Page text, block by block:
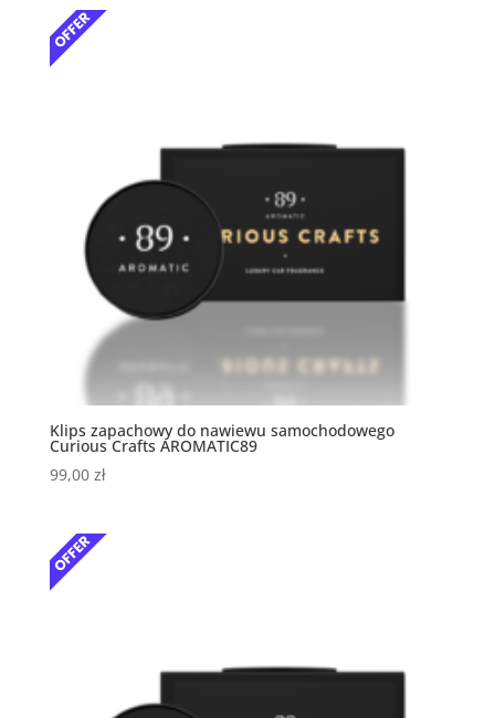
Klips zapachowy do nawiewu samochodowego
Curious Crafts AROMATIC89
99,00 zł